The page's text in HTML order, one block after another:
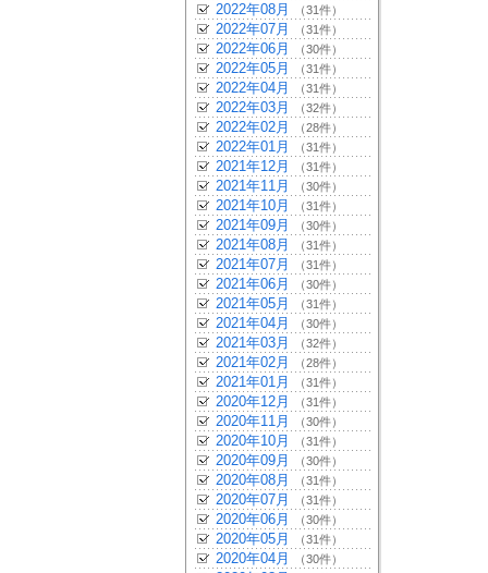
2022年08月 （31件）
2022年07月 （31件）
2022年06月 （30件）
2022年05月 （31件）
2022年04月 （31件）
2022年03月 （32件）
2022年02月 （28件）
2022年01月 （31件）
2021年12月 （31件）
2021年11月 （30件）
2021年10月 （31件）
2021年09月 （30件）
2021年08月 （31件）
2021年07月 （31件）
2021年06月 （30件）
2021年05月 （31件）
2021年04月 （30件）
2021年03月 （32件）
2021年02月 （28件）
2021年01月 （31件）
2020年12月 （31件）
2020年11月 （30件）
2020年10月 （31件）
2020年09月 （30件）
2020年08月 （31件）
2020年07月 （31件）
2020年06月 （30件）
2020年05月 （31件）
2020年04月 （30件）